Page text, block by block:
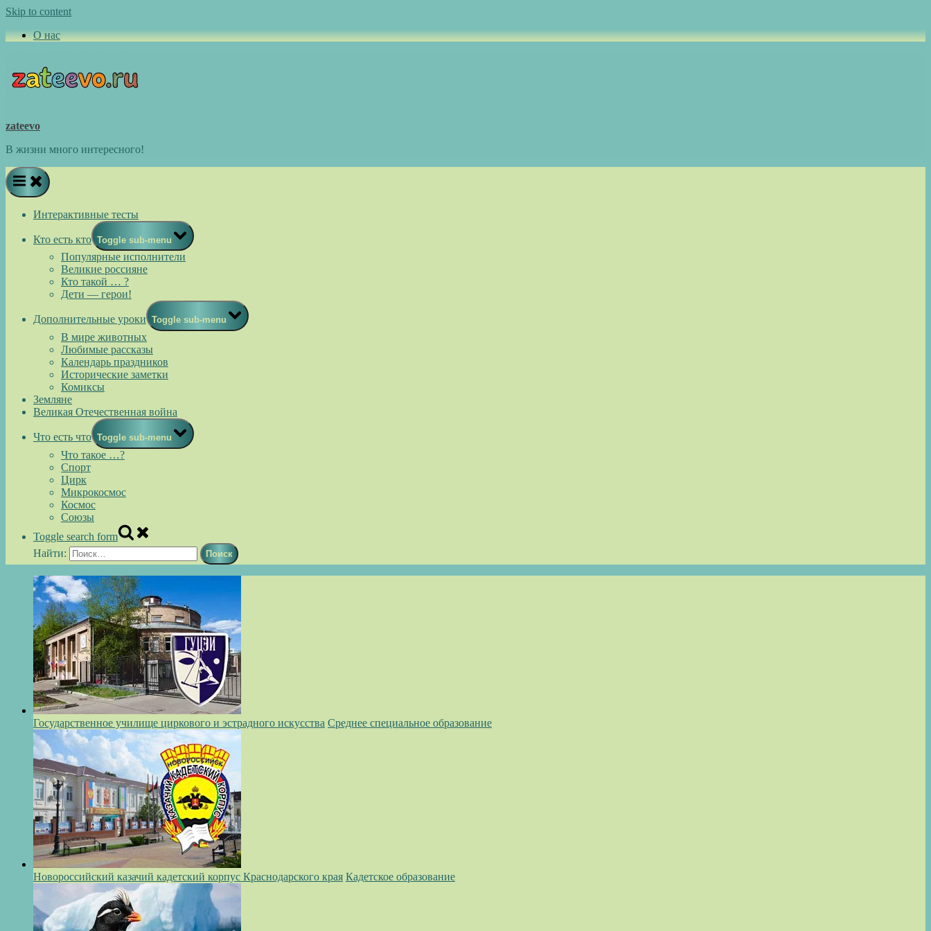
Skip to content
О нас
zateevo
В жизни много интересного!
Интерактивные тесты
Кто есть кто Toggle sub-menu
Популярные исполнители
Великие россияне
Кто такой … ?
Дети — герои!
Дополнительные уроки Toggle sub-menu
В мире животных
Любимые рассказы
Календарь праздников
Исторические заметки
Комиксы
Земляне
Великая Отечественная война
Что есть что Toggle sub-menu
Что такое …?
Спорт
Цирк
Микрокосмос
Космос
Союзы
Toggle search form
Найти:
Государственное училище циркового и эстрадного искусства Среднее специальное образование
Новороссийский казачий кадетский корпус Краснодарского края Кадетское образование